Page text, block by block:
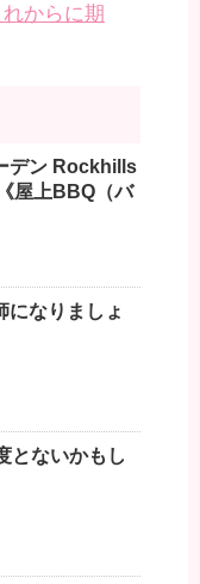
からに期
デン Rockhills
屋上BBQ（バ
になりましょ
とないかもし